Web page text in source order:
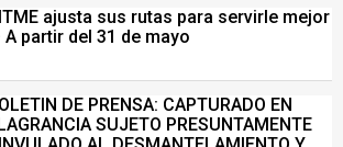
ajusta sus rutas para servirle mejor
partir del 31 de mayo
DE PRENSA: CAPTURADO EN
SUJETO PRESUNTAMENTE